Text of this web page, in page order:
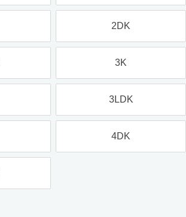
2DK
3K
3LDK
4DK